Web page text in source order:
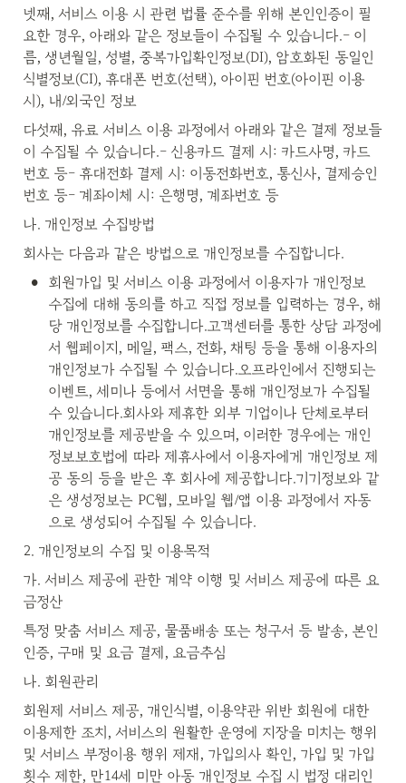
넷째, 서비스 이용 시 관련 법률 준수를 위해 본인인증이 필
요한 경우, 아래와 같은 정보들이 수집될 수 있습니다.- 이
름, 생년월일, 성별, 중복가입확인정보(DI), 암호화된 동일인
식별정보(CI), 휴대폰 번호(선택), 아이핀 번호(아이핀 이용
시), 내/외국인 정보
다섯째, 유료 서비스 이용 과정에서 아래와 같은 결제 정보들
이 수집될 수 있습니다.- 신용카드 결제 시: 카드사명, 카드
번호 등- 휴대전화 결제 시: 이동전화번호, 통신사, 결제승인
번호 등- 계좌이체 시: 은행명, 계좌번호 등
나. 개인정보 수집방법
회사는 다음과 같은 방법으로 개인정보를 수집합니다.
•
회원가입 및 서비스 이용 과정에서 이용자가 개인정보
수집에 대해 동의를 하고 직접 정보를 입력하는 경우, 해
당 개인정보를 수집합니다.고객센터를 통한 상담 과정에
서 웹페이지, 메일, 팩스, 전화, 채팅 등을 통해 이용자의
개인정보가 수집될 수 있습니다.오프라인에서 진행되는
이벤트, 세미나 등에서 서면을 통해 개인정보가 수집될
수 있습니다.회사와 제휴한 외부 기업이나 단체로부터
개인정보를 제공받을 수 있으며, 이러한 경우에는 개인
정보보호법에 따라 제휴사에서 이용자에게 개인정보 제
공 동의 등을 받은 후 회사에 제공합니다.기기정보와 같
은 생성정보는 PC웹, 모바일 웹/앱 이용 과정에서 자동
으로 생성되어 수집될 수 있습니다.
2. 개인정보의 수집 및 이용목적
가. 서비스 제공에 관한 계약 이행 및 서비스 제공에 따른 요
금정산
특정 맞춤 서비스 제공, 물품배송 또는 청구서 등 발송, 본인
인증, 구매 및 요금 결제, 요금추심
나. 회원관리
회원제 서비스 제공, 개인식별, 이용약관 위반 회원에 대한
이용제한 조치, 서비스의 원활한 운영에 지장을 미치는 행위
및 서비스 부정이용 행위 제재, 가입의사 확인, 가입 및 가입
횟수 제한, 만14세 미만 아동 개인정보 수집 시 법정 대리인